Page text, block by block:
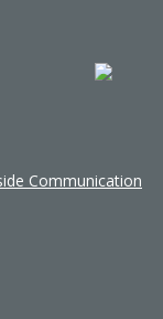
Communication